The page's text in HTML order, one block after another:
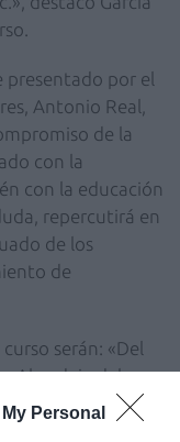
Personal
presentado por el
Antonio Real,
de la
con la
con la educación
repercutirá en
de los
de
serán: «Del
«Abordaje del
con